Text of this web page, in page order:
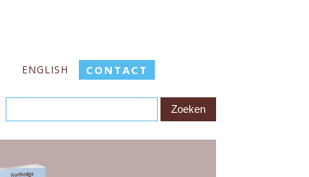
ENGLISH CONTACT